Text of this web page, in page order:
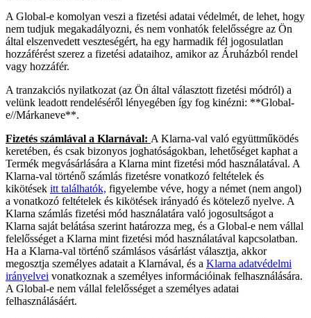
A Global-e komolyan veszi a fizetési adatai védelmét, de lehet, hogy
nem tudjuk megakadályozni, és nem vonhatók felelősségre az Ön
által elszenvedett veszteségért, ha egy harmadik fél jogosulatlan
hozzáférést szerez a fizetési adataihoz, amikor az Áruházból rendel
vagy hozzáfér.
A tranzakciós nyilatkozat (az Ön által választott fizetési módról) a
velünk leadott rendeléséről lényegében így fog kinézni: **Global-
e//Márkaneve**.
Fizetés számlával a Klarnával: A Klarna-val való együttműködés
keretében, és csak bizonyos joghatóságokban, lehetőséget kaphat a
Termék megvásárlására a Klarna mint fizetési mód használatával. A
Klarna-val történő számlás fizetésre vonatkozó feltételek és
kikötések itt találhatók, figyelembe véve, hogy a német (nem angol)
a vonatkozó feltételek és kikötések irányadó és kötelező nyelve. A
Klarna számlás fizetési mód használatára való jogosultságot a
Klarna saját belátása szerint határozza meg, és a Global-e nem vállal
felelősséget a Klarna mint fizetési mód használatával kapcsolatban.
Ha a Klarna-val történő számlásos vásárlást választja, akkor
megosztja személyes adatait a Klarnával, és a Klarna adatvédelmi
irányelvei vonatkoznak a személyes információinak felhasználására.
A Global-e nem vállal felelősséget a személyes adatai
felhasználásáért.